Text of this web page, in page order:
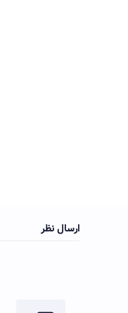
ارسال نظر